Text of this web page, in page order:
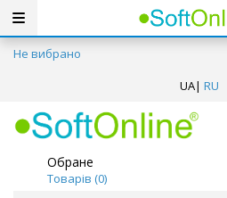
Не вибрано
UA| RU
Обране
Товарів (0)